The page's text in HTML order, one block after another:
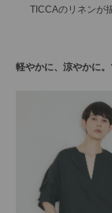
TICCAのリネンが
軽やかに、涼やかに。